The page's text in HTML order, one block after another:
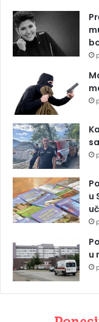
u
u